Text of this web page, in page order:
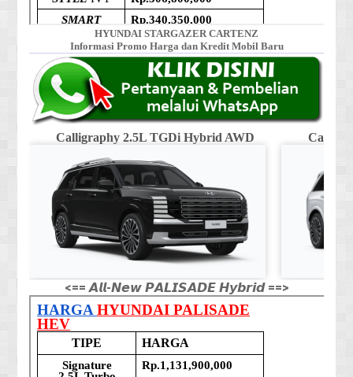
HYUNDAI STARGAZER CARTENZ
Informasi Promo Harga dan Kredit Mobil Baru
Calligraphy 2.5L TGDi Hybrid AWD
<== 𝘼𝙡𝙡-𝙉𝙚𝙬 𝙋𝘼𝙇𝙄𝙎𝘼𝘿𝙀 𝙃𝙮𝙗𝙧𝙞𝙙 ==>